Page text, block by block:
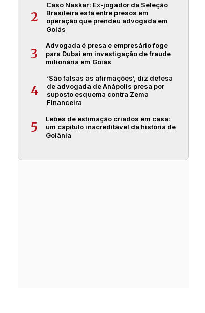
2
Caso Naskar: Ex-jogador da Seleção
Brasileira está entre presos em
operação que prendeu advogada em
Goiás
3
Advogada é presa e empresário foge
para Dubai em investigação de fraude
milionária em Goiás
4
‘São falsas as afirmações’, diz defesa
de advogada de Anápolis presa por
suposto esquema contra Zema
Financeira
5
Leões de estimação criados em casa:
um capítulo inacreditável da história de
Goiânia